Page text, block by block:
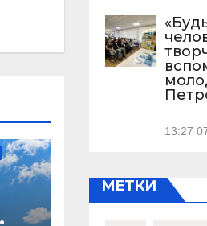
13:27
МЕТКИ